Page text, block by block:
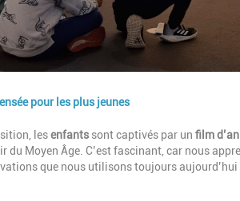
pour les plus jeunes
lesenfants sont captivés par un film
du Moyen Âge. C’est fascinant, car nous
que nous utilisons toujours aujourd’hui